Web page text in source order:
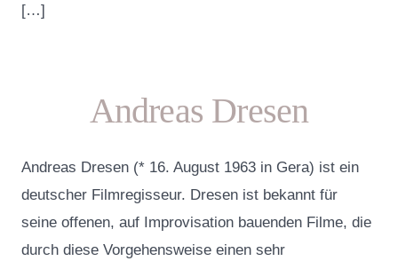
[…]
Andreas Dresen
Andreas Dresen (* 16. August 1963 in Gera) ist ein
deutscher Filmregisseur. Dresen ist bekannt für
seine offenen, auf Improvisation bauenden Filme, die
durch diese Vorgehensweise einen sehr